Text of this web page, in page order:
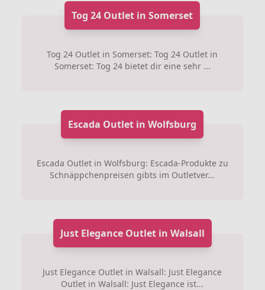
Tog 24 Outlet in Somerset
Tog 24 Outlet in Somerset: Tog 24 Outlet in
Somerset: Tog 24 bietet dir eine sehr ...
Escada Outlet in Wolfsburg
Escada Outlet in Wolfsburg: Escada-Produkte zu
Schnäppchenpreisen gibts im Outletver...
Just Elegance Outlet in Walsall
Just Elegance Outlet in Walsall: Just Elegance
Outlet in Walsall: Just Elegance ist...